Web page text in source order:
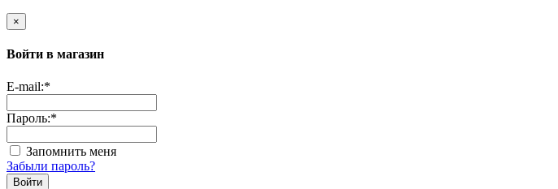
×
Войти в магазин
E-mail:*
Пароль:*
Запомнить меня
Забыли пароль?
Войти